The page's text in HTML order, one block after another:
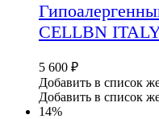
CELLBN
5 600 ₽
Добавить в список
Добавить в список
14%